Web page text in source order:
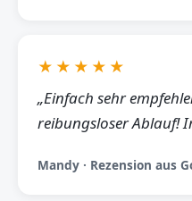
★★★★★
„Einfach sehr
reibungsloser Ablauf!
Mandy · Rezension aus